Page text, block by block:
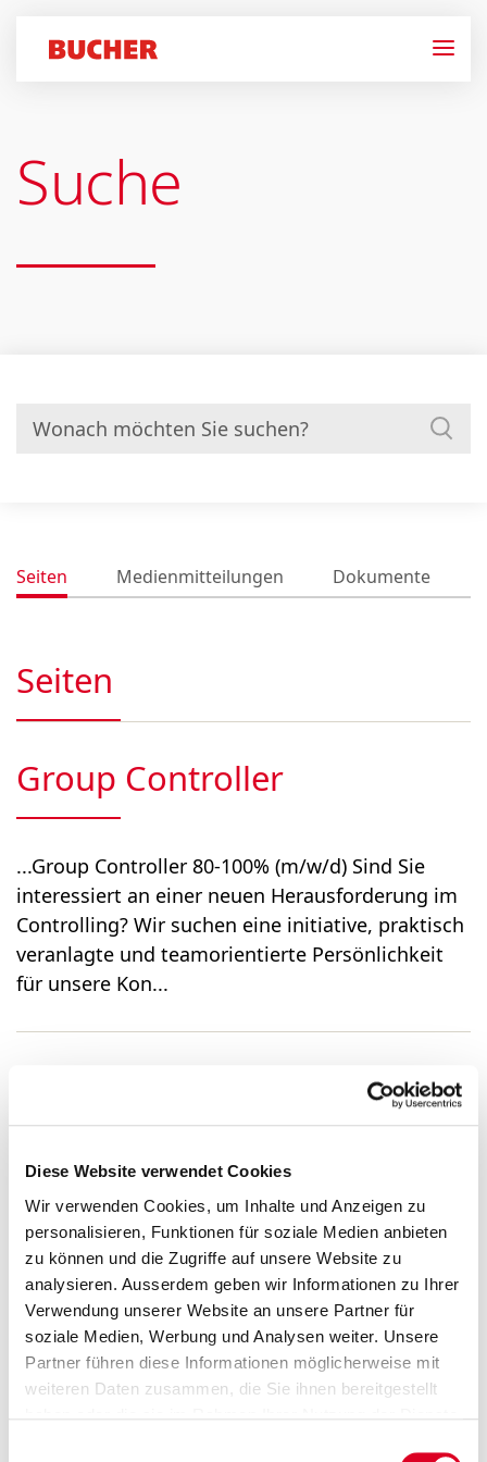
Diese Website verwendet Cookies
Wir verwenden Cookies, um Inhalte und Anzeigen zu
personalisieren, Funktionen für soziale Medien anbieten
zu können und die Zugriffe auf unsere Website zu
analysieren. Ausserdem geben wir Informationen zu Ihrer
Verwendung unserer Website an unsere Partner für
soziale Medien, Werbung und Analysen weiter. Unsere
Partner führen diese Informationen möglicherweise mit
weiteren Daten zusammen, die Sie ihnen bereitgestellt
Suche
Suchen
Seiten Medienmitteilungen Dokumente
Seiten
Group Controller
...Group Controller 80-100% (m/w/d) Sind Sie
interessiert an einer neuen Herausforderung im
Controlling? Wir suchen eine initiative, praktisch
veranlagte und teamorientierte Persönlichkeit
für unsere Kon...
Group Controller 80–100%
(m/w/d)
...Group Controller 80–100% (m/w/d) Sind Sie
interessiert an einer neuen Herausforderung im
Controlling? Wir suchen eine initiative, praktisch
veranlagte und teamorientierte Persönlichkeit
für unsere Kon...